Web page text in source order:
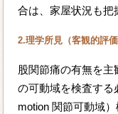
合は、家屋状況も把
2.理学所見（客観的評価
股関節痛の有無を
の可動域を検査する
motion 関節可動域